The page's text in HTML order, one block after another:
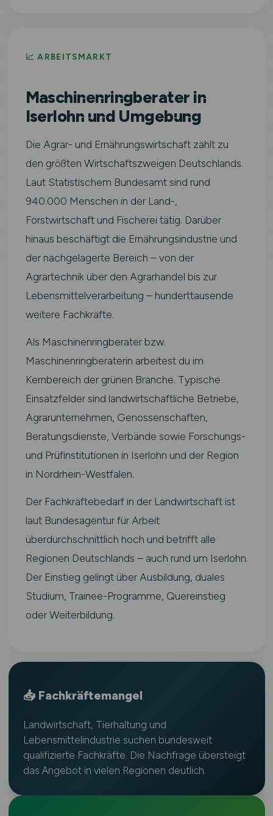
📈 ARBEITSMARKT
Maschinenringberater in
Iserlohn und Umgebung
Die Agrar- und Ernährungswirtschaft zählt zu
den größten Wirtschaftszweigen Deutschlands.
Laut Statistischem Bundesamt sind rund
940.000 Menschen in der Land-,
Forstwirtschaft und Fischerei tätig. Darüber
hinaus beschäftigt die Ernährungsindustrie und
der nachgelagerte Bereich – von der
Agrartechnik über den Agrarhandel bis zur
Lebensmittelverarbeitung – hunderttausende
weitere Fachkräfte.
Als Maschinenringberater bzw.
Maschinenringberaterin arbeitest du im
Kernbereich der grünen Branche. Typische
Einsatzfelder sind landwirtschaftliche Betriebe,
Agrarunternehmen, Genossenschaften,
Beratungsdienste, Verbände sowie Forschungs-
und Prüfinstitutionen in Iserlohn und der Region
in Nordrhein-Westfalen.
Der Fachkräftebedarf in der Landwirtschaft ist
laut Bundesagentur für Arbeit
überdurchschnittlich hoch und betrifft alle
Regionen Deutschlands – auch rund um Iserlohn.
Der Einstieg gelingt über Ausbildung, duales
Studium, Trainee-Programme, Quereinstieg
oder Weiterbildung.
📥 Fachkräftemangel
Landwirtschaft, Tierhaltung und
Lebensmittelindustrie suchen bundesweit
qualifizierte Fachkräfte. Die Nachfrage übersteigt
das Angebot in vielen Regionen deutlich.